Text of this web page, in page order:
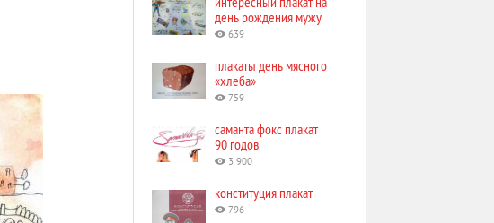
день рождения мужу
639
плакаты день мясного
«хлеба»
759
саманта фокс плакат
90 годов
3 900
конституция плакат
796